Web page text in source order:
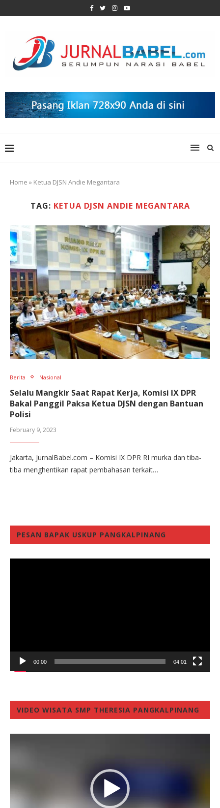
Home » Ketua DJSN Andie Megantara
TAG: KETUA DJSN ANDIE MEGANTARA
Berita Nasional
Selalu Mangkir Saat Rapat Kerja, Komisi IX DPR
Bakal Panggil Paksa Ketua DJSN dengan Bantuan
Polisi
February 9, 2023
Jakarta, JurnalBabel.com – Komisi IX DPR RI murka dan tiba-
tiba menghentikan rapat pembahasan terkait…
PESAN BAPAK USKUP PANGKALPINANG
00:00 04:01
VIDEO WISATA SMP THERESIA PANGKALPINANG